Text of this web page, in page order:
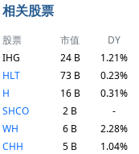
相关股票
股票 市值 DY
IHG
24 B 1.21%
HLT
73 B 0.23%
H
16 B 0.31%
SHCO
2 B -
WH
6 B 2.28%
CHH
5 B 1.04%